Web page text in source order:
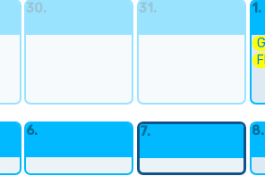
30. 31. 1.
6. 7. 8.